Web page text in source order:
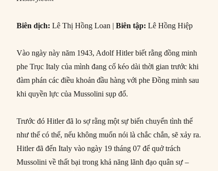
Biên dịch: Lê Thị Hồng Loan |Biên tập:Lê Hồng Hiệp
Vào ngày này năm 1943, Adolf Hitler biết rằng đồng minh
phe Trục Italy của mình đang cố kéo dài thời gian trước khi
đàm phán các điều khoản đầu hàng với phe Đồng minh sau
khi quyền lực của Mussolini sụp đổ.
Trước đó Hitler đã lo sợ rằng một sự biến chuyển tình thế
như thế có thể, nếu không muốn nói là chắc chắn, sẽ xảy ra.
Hitler đã đến Italy vào ngày 19 tháng 07 để quở trách
Mussolini về thất bại trong khả năng lãnh đạo quân sự –